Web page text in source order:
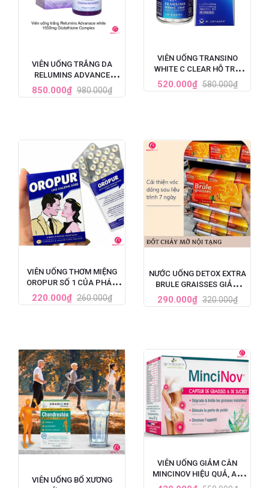
VIÊN UỐNG TRẮNG DA
RELUMINS ADVANCE
WHITE GLUTATHIONE
COMPLEX (1650MG X 90
850.000₫ 980.000₫
VIÊN UỐNG TRANSINO
WHITE C CLEAR HỖ TRỢ
TRẮNG DA CẢI THIỆN NÁM
120 VIÊN (MẪU MỚI NHẤT)
520.000₫ 580.000₫
VIÊN UỐNG THƠM MIỆNG
OROPUR SỐ 1 CỦA PHÁP,
ĐẶC TRỊ HÔI MIỆNG
220.000₫ 260.000₫
NƯỚC UỐNG DETOX EXTRA
BRULE GRAISSES GIẢM
CÂN VÀ GIẢM MỠ NỘI
TẠNG CỦA PHÁP - 7 ỐNG X
290.000₫ 320.000₫
VIÊN UỐNG BỔ XƯƠNG
VIÊN UỐNG GIẢM CÂN
MINCINOV HIỆU QUẢ, AN
TOÀN SỐ 1 TẠI PHÁP - HỘP